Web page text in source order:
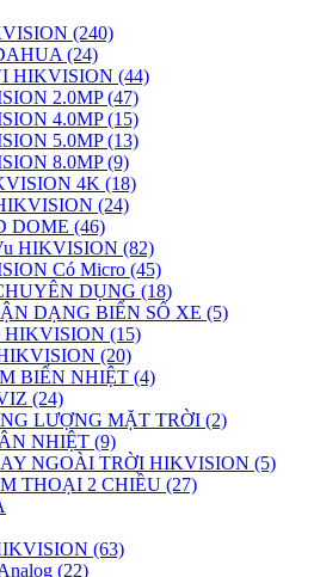
(240)
(24)
HIKVISION (44)
2.0MP (47)
4.0MP (15)
5.0MP (13)
8.0MP (9)
4K (18)
(24)
DOME (46)
HIKVISION (82)
Có Micro (45)
DỤNG (18)
DẠNG BIỂN SỐ XE (5)
HIKVISION (15)
(20)
BIẾN NHIỆT (4)
(24)
LƯỢNG MẶT TRỜI (2)
NHIỆT (9)
NGOÀI TRỜI HIKVISION (5)
THOẠI 2 CHIỀU (27)
(63)
(22)